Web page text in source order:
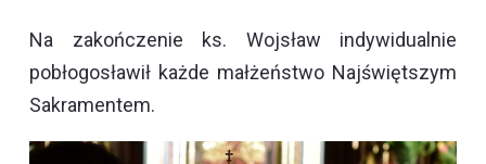
Na zakończenie ks. Wojsław indywidualnie
pobłogosławił każde małżeństwo Najświętszym
Sakramentem.